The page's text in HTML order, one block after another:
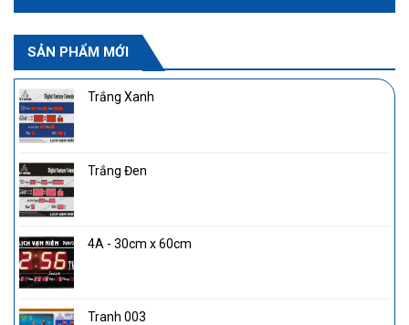
SẢN PHẨM MỚI
Trắng Xanh
Trắng Đen
4A - 30cm x 60cm
Tranh 003